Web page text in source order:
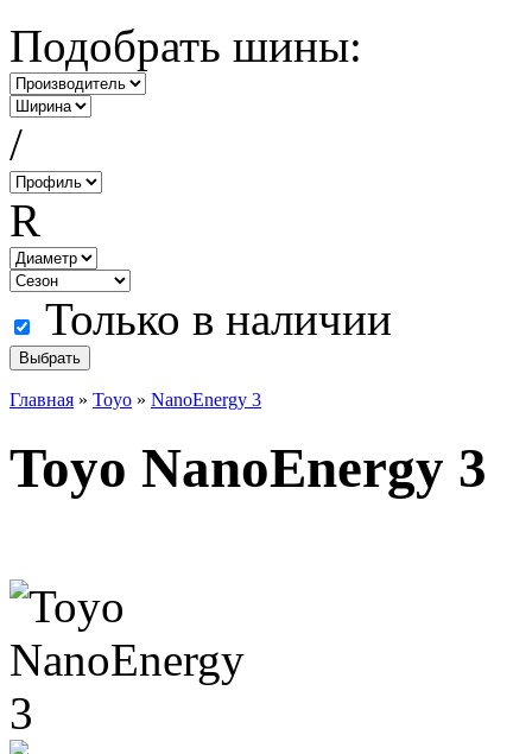
Подобрать шины:
/
R
Только в наличии
Главная » Toyo » NanoEnergy 3
Toyo NanoEnergy 3